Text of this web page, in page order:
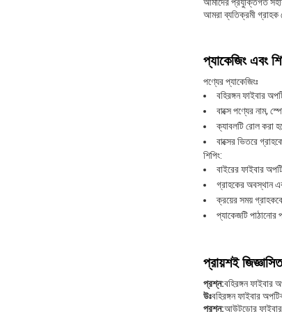
আমরা ব্যতিক্রমী গ্রাহক
প্যাকেজিং এবং
পণ্যের প্যাকেজিংঃ
বহিরঙ্গন ফাইবার
বাক্সে পণ্যের নাম,
ক্যাবলটি রোল করা
বাক্সের ভিতরে
শিপিং:
বাইরের ফাইবার
গ্রাহকের অবস্থান
ক্রয়ের সময়
প্যাকেজটি পাঠানোর
প্রায়শই
প্রশ্ন:বহিরঙ্গন ফাইবার
উঃবহিরঙ্গন ফাইবার
প্রশ্ন:আউটডোর ফাইবার